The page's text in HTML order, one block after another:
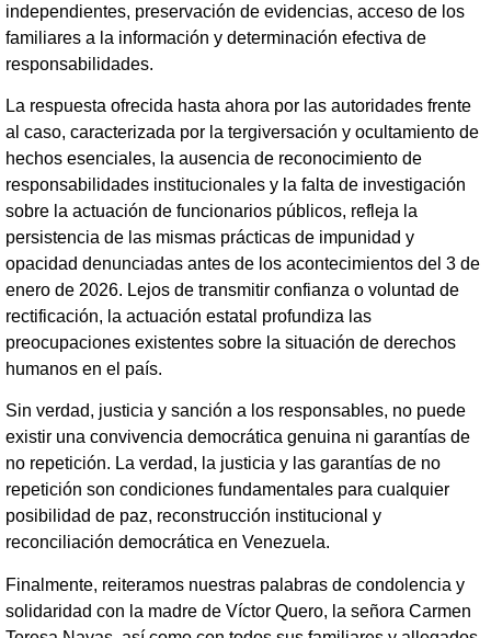
independientes, preservación de evidencias, acceso de los
familiares a la información y determinación efectiva de
responsabilidades.
La respuesta ofrecida hasta ahora por las autoridades frente
al caso, caracterizada por la tergiversación y ocultamiento de
hechos esenciales, la ausencia de reconocimiento de
responsabilidades institucionales y la falta de investigación
sobre la actuación de funcionarios públicos, refleja la
persistencia de las mismas prácticas de impunidad y
opacidad denunciadas antes de los acontecimientos del 3 de
enero de 2026. Lejos de transmitir confianza o voluntad de
rectificación, la actuación estatal profundiza las
preocupaciones existentes sobre la situación de derechos
humanos en el país.
Sin verdad, justicia y sanción a los responsables, no puede
existir una convivencia democrática genuina ni garantías de
no repetición. La verdad, la justicia y las garantías de no
repetición son condiciones fundamentales para cualquier
posibilidad de paz, reconstrucción institucional y
reconciliación democrática en Venezuela.
Finalmente, reiteramos nuestras palabras de condolencia y
solidaridad con la madre de Víctor Quero, la señora Carmen